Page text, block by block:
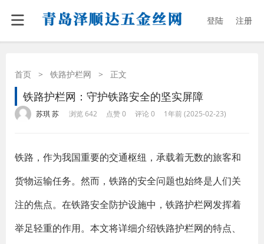
登陆 注册
首页 > 铁路护栏网 > 正文
铁路护栏网：守护铁路安全的坚实屏障
苏琪 苏 浏览 642 点赞 0 评论 0 1年前 (2025-02-23)
铁路，作为我国重要的交通枢纽，承载着无数的旅客和
货物运输任务。然而，铁路的安全问题也始终是人们关
注的焦点。在铁路安全防护设施中，铁路护栏网发挥着
举足轻重的作用。本文将详细介绍铁路护栏网的特点、